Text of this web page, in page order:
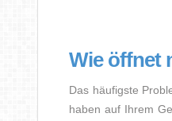
Wie öffnet
Das häufigste
haben auf Ihrem